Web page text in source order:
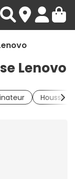
Lenovo
Housse